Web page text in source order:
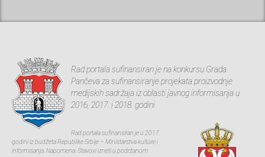
Rad portala sufinansiran je na konkursu Grada
Pančeva za sufinansiranje projekata proizvodnje
medijskih sadržaja iz oblasti javnog informisanja u
2016, 2017. i 2018. godini
Rad portala sufinansiran je u 2017.
godini iz budžeta Republike Srbije – Ministarstva kulture i
informisanja. Napomena: Stavovi izneti u podržanom